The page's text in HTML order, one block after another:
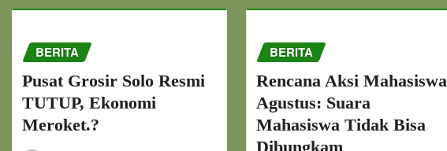
BERITA
Pusat Grosir Solo Resmi
TUTUP, Ekonomi
Meroket.?
BERITA
Rencana Aksi Mahasiswa
Agustus: Suara
Mahasiswa Tidak Bisa
Dibungkam